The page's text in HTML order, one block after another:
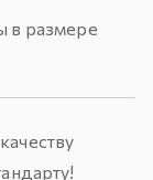
в размере